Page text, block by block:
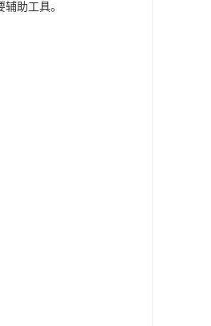
助工具。